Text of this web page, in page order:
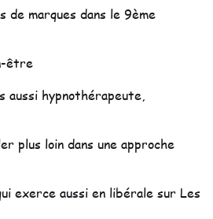
marques dans le 9ème
être
aussi hypnothérapeute,
plus loin dans une approche
exerce aussi en libérale sur Les